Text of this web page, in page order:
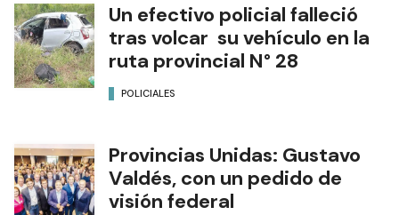
Un efectivo policial falleció
tras volcar su vehículo en la
ruta provincial N° 28
POLICIALES
Provincias Unidas: Gustavo
Valdés, con un pedido de
visión federal